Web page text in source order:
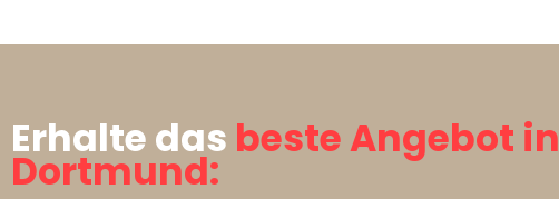
Erhalte das beste Angebot in
Dortmund: